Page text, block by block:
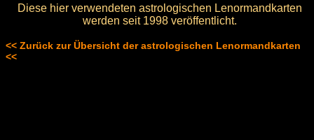
Diese hier verwendeten astrologischen Lenormandkarten
werden seit 1998 veröffentlicht.
<< Zurück zur Übersicht der astrologischen Lenormandkarten
<<